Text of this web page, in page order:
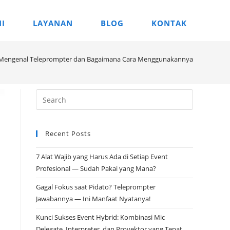
LAYANAN BLOG KONTAK
Teleprompter dan Bagaimana Cara Menggunakannya
Recent Posts
7 Alat Wajib yang Harus Ada di Setiap Event
Profesional — Sudah Pakai yang Mana?
Gagal Fokus saat Pidato? Teleprompter
Jawabannya — Ini Manfaat Nyatanya!
Kunci Sukses Event Hybrid: Kombinasi Mic